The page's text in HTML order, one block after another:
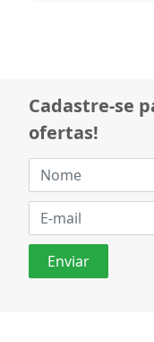
Cadastre-se
ofertas!